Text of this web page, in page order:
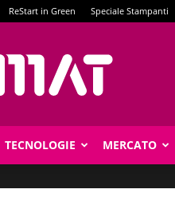
ReStart in Green Speciale Stampanti
TECNOLOGIE MERCATO